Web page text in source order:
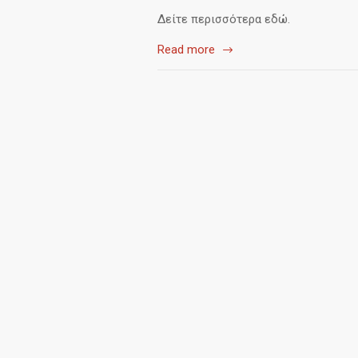
Δείτε περισσότερα εδώ.
Read more